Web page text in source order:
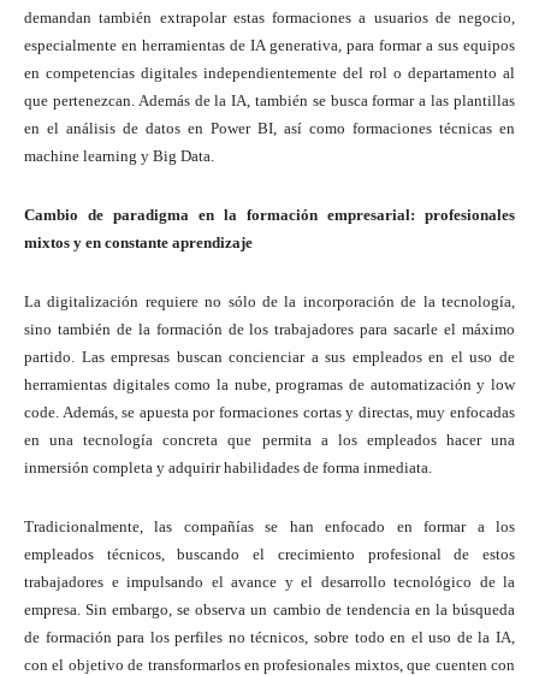
demandan también extrapolar estas formaciones a usuarios de negocio,
especialmente en herramientas de IA generativa, para formar a sus equipos
en competencias digitales independientemente del rol o departamento al
que pertenezcan. Además de la IA, también se busca formar a las plantillas
en el análisis de datos en Power BI, así como formaciones técnicas en
machine learning y Big Data.
Cambio de paradigma en la formación empresarial: profesionales
mixtos y en constante aprendizaje
La digitalización requiere no sólo de la incorporación de la tecnología,
sino también de la formación de los trabajadores para sacarle el máximo
partido. Las empresas buscan concienciar a sus empleados en el uso de
herramientas digitales como la nube, programas de automatización y low
code. Además, se apuesta por formaciones cortas y directas, muy enfocadas
en una tecnología concreta que permita a los empleados hacer una
inmersión completa y adquirir habilidades de forma inmediata.
Tradicionalmente, las compañías se han enfocado en formar a los
empleados técnicos, buscando el crecimiento profesional de estos
trabajadores e impulsando el avance y el desarrollo tecnológico de la
empresa. Sin embargo, se observa un cambio de tendencia en la búsqueda
de formación para los perfiles no técnicos, sobre todo en el uso de la IA,
con el objetivo de transformarlos en profesionales mixtos, que cuenten con